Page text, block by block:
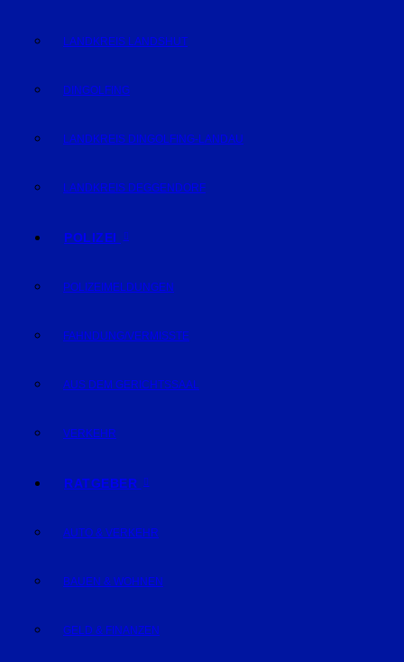
LANDKREIS LANDSHUT
DINGOLFING
LANDKREIS DINGOLFING-LANDAU
LANDKREIS DEGGENDORF
POLIZEI
POLIZEIMELDUNGEN
FAHNDUNG/VERMISSTE
AUS DEM GERICHTSSAAL
VERKEHR
RATGEBER
AUTO & VERKEHR
BAUEN & WOHNEN
GELD & FINANZEN